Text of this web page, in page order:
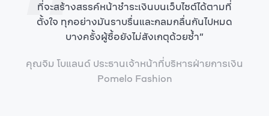
ที่จะสร้างสรรค์หน้าชำระเงินบนเว็บไซต์ได้ตามที่
ตั้งใจ ทุกอย่างมันราบรื่นและกลมกลื่นกันไปหมด
บางครั้งผู้ซื้อยังไม่สังเกตุด้วยซ้ำ”
คุณจิม โบแลนด์ ประธานเจ้าหน้าที่บริหารฝ่ายการเงิน
Pomelo Fashion